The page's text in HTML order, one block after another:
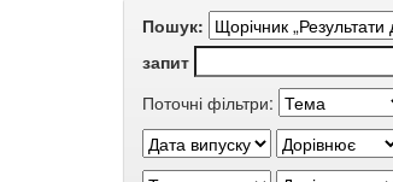
Пошук:
запит
Поточні фільтри: